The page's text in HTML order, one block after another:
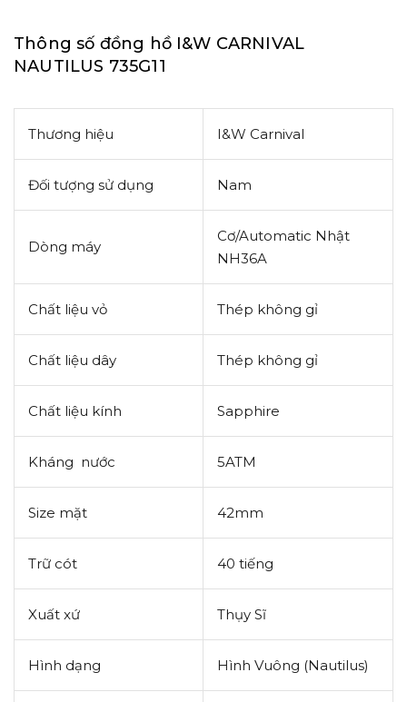
Thông số đồng hồ I&W CARNIVAL
NAUTILUS 735G11
Thương hiệu I&W Carnival
Đối tượng sử dụng Nam
Dòng máy
Cơ/Automatic Nhật
NH36A
Chất liệu vỏ Thép không gỉ
Chất liệu dây Thép không gỉ
Chất liệu kính Sapphire
Kháng nước 5ATM
Size mặt 42mm
Trữ cót 40 tiếng
Xuất xứ Thụy Sĩ
Hình dạng Hình Vuông (Nautilus)